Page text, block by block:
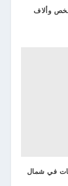
المدمر بحياة أكثر من 1200 شخص وألاف
في شمال